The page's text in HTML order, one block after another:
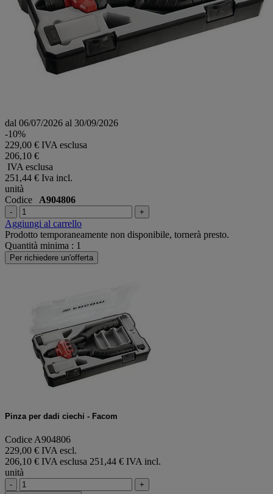
dal 06/07/2026 al 30/09/2026
-10%
229,00 € IVA esclusa
206,10 €
IVA esclusa
251,44 € Iva incl.
unità
Codice A904806
- +
Aggiungi al carrello
Prodotto temporaneamente non disponibile, tornerà presto.
Quantità minima : 1
Per richiedere un'offerta
Pinza per dadi ciechi - Facom
Codice A904806
229,00 € IVA escl.
206,10 € IVA esclusa 251,44 € IVA incl.
unità
-
+